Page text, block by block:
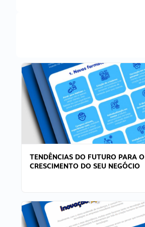
TENDÊNCIAS DO FUTURO PARA O
CRESCIMENTO DO SEU NEGÓCIO